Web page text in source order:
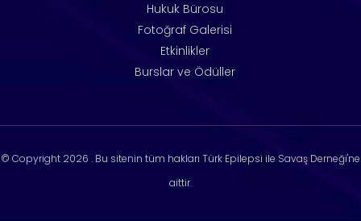
Hukuk Bürosu
Fotoğraf Galerisi
Etkinlikler
Burslar ve Ödüller
© Copyright 2026 . Bu sitenin tüm hakları Türk Epilepsi ile Savaş Derneği'ne
aittir.